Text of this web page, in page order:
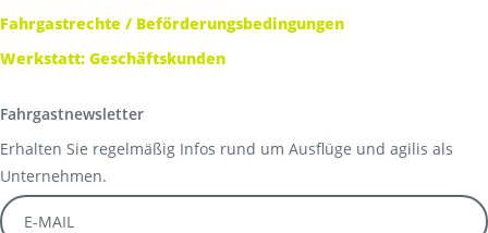
Fahrgastrechte / Beförderungsbedingungen
Werkstatt: Geschäftskunden
Fahrgastnewsletter
Erhalten Sie regelmäßig Infos rund um Ausflüge und agilis als
Unternehmen.